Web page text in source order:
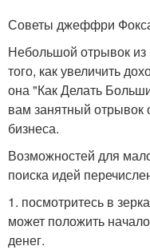
Советы джеффри
Небольшой отрывок
того, как увеличить
она "Как Делать
вам занятный отрывок
бизнеса.
Возможностей для
поиска идей
1. посмотритесь в
может положить
денег.